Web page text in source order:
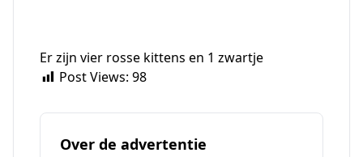
Er zijn vier rosse kittens en 1 zwartje
Post Views: 98
Over de advertentie